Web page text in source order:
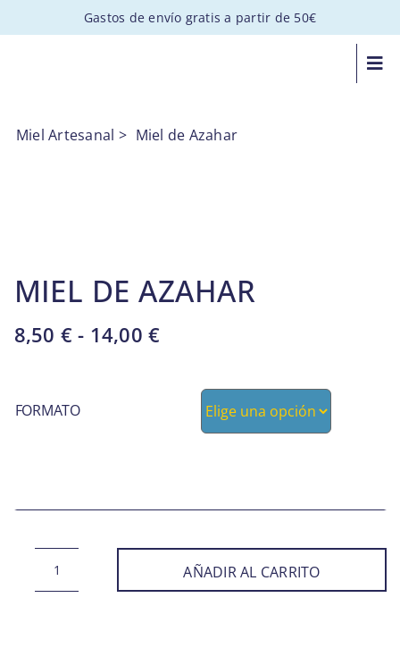
al
Gastos de envío gratis a partir de 50€
Miel Artesanal > Miel de Azahar
MIEL DE AZAHAR
8,50 € - 14,00€
precios:
desde
8,50 €
FORMATO
MIEL
AÑADIR AL CARRITO